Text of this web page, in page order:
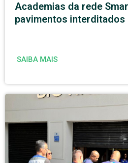
Academias da rede
pavimentos interditados
SAIBA MAIS